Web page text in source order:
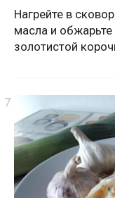
Нагрейте в
масла и
золотистой